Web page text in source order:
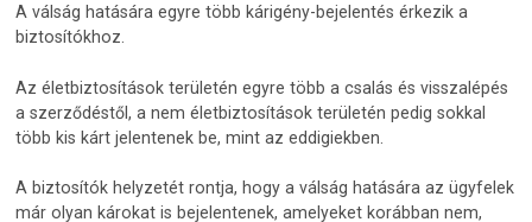
A válság hatására egyre több kárigény-bejelentés érkezik a
biztosítókhoz.
Az életbiztosítások területén egyre több a csalás és visszalépés
a szerződéstől, a nem életbiztosítások területén pedig sokkal
több kis kárt jelentenek be, mint az eddigiekben.
A biztosítók helyzetét rontja, hogy a válság hatására az ügyfelek
már olyan károkat is bejelentenek, amelyeket korábban nem,